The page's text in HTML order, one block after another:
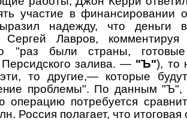
участие в финансировании
надежду, что деньги
Сергей Лавров,
"раз были страны,
Персидского залива. — "Ъ"), то
то другие,— которые будут
проблемы". По данным "Ъ",
операцию потребуется
Россия полагает, что